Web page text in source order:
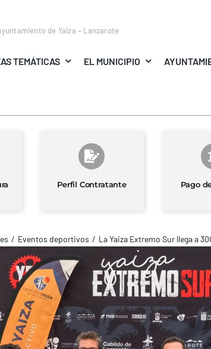
de Yaiza – Lanzarote
TEMÁTICAS EL MUNICIPIO
Perfil Contratante Pago
Eventos deportivos La Yaiza Extremo Sur llega a